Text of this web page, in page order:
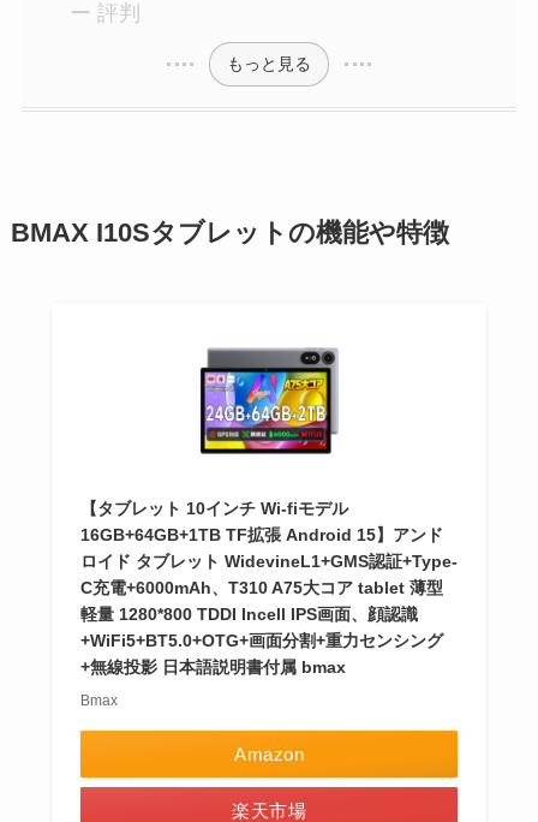
ー 評判
もっと見る
BMAX I10Sタブレットの機能や特徴
【タブレット 10インチ Wi-fiモデル
16GB+64GB+1TB TF拡張 Android 15】アンド
ロイド タブレット WidevineL1+GMS認証+Type-
C充電+6000mAh、T310 A75大コア tablet 薄型
軽量 1280*800 TDDI Incell IPS画面、顔認識
+WiFi5+BT5.0+OTG+画面分割+重力センシング
+無線投影 日本語説明書付属 bmax
Bmax
Amazon
楽天市場